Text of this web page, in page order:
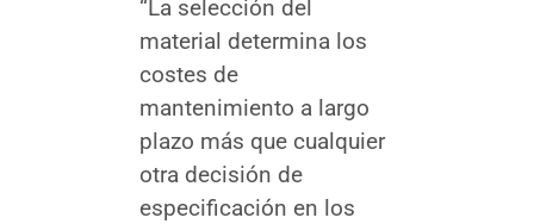
“La selección del
material determina los
costes de
mantenimiento a largo
plazo más que cualquier
otra decisión de
especificación en los